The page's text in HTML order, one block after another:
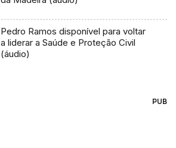
Pedro Ramos disponível para voltar
a liderar a Saúde e Proteção Civil
(áudio)
PUB